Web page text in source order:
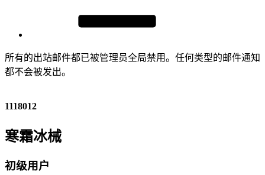
所有的出站邮件都已被管理员全局禁用。任何类型的邮件通知
都不会被发出。
1118012
寒霜冰械
初级用户